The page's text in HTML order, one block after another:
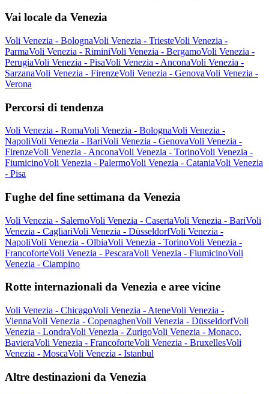
Vai locale da Venezia
Voli Venezia - BolognaVoli Venezia - TriesteVoli Venezia -
ParmaVoli Venezia - RiminiVoli Venezia - BergamoVoli Venezia -
PerugiaVoli Venezia - PisaVoli Venezia - AnconaVoli Venezia -
SarzanaVoli Venezia - FirenzeVoli Venezia - GenovaVoli Venezia -
Verona
Percorsi di tendenza
Voli Venezia - RomaVoli Venezia - BolognaVoli Venezia -
NapoliVoli Venezia - BariVoli Venezia - GenovaVoli Venezia -
FirenzeVoli Venezia - AnconaVoli Venezia - TorinoVoli Venezia -
FiumicinoVoli Venezia - PalermoVoli Venezia - CataniaVoli Venezia
- Pisa
Fughe del fine settimana da Venezia
Voli Venezia - SalernoVoli Venezia - CasertaVoli Venezia - BariVoli
Venezia - CagliariVoli Venezia - DüsseldorfVoli Venezia -
NapoliVoli Venezia - OlbiaVoli Venezia - TorinoVoli Venezia -
FrancoforteVoli Venezia - PescaraVoli Venezia - FiumicinoVoli
Venezia - Ciampino
Rotte internazionali da Venezia e aree vicine
Voli Venezia - ChicagoVoli Venezia - AteneVoli Venezia -
ViennaVoli Venezia - CopenaghenVoli Venezia - DüsseldorfVoli
Venezia - LondraVoli Venezia - ZurigoVoli Venezia - Monaco,
BavieraVoli Venezia - FrancoforteVoli Venezia - BruxellesVoli
Venezia - MoscaVoli Venezia - Istanbul
Altre destinazioni da Venezia